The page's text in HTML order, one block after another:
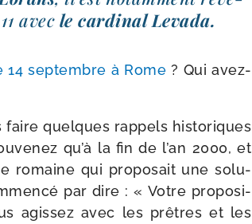
avec le car­di­nal Levada.
14 sep­tembre à Rome ? Qui avez­
faire quelques rap­pels his­to­riques
qu’à la fin de l’an 2000, et
romaine qui pro­po­sait une solu­
par dire : « Votre pro­po­si­
agis­sez avec les prêtres et les